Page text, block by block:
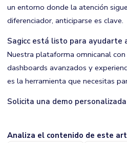
un entorno donde la atención
diferenciador, anticiparse es clave.
Sagicc está listo para ayudarte
Nuestra plataforma omnicanal
dashboards avanzados y
es la herramienta que necesitas
Solicita una demo
Analiza el contenido de este